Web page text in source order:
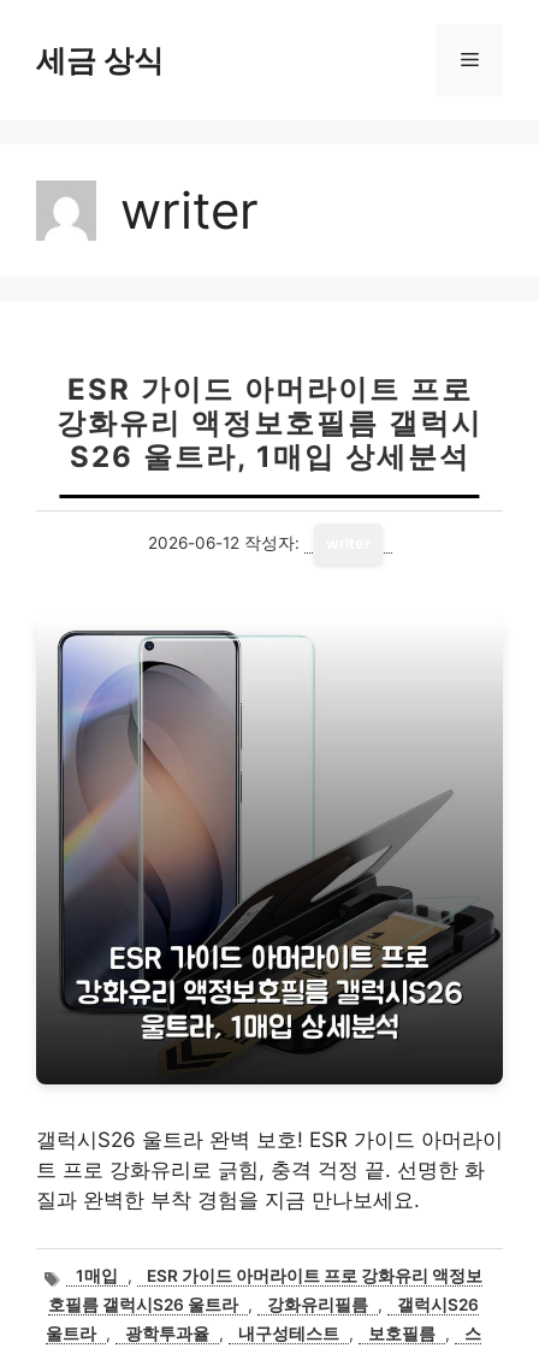
세금 상식 메
writer
ESR 가이드 아머라이트 프로
강화유리 액정보호필름 갤럭시
S26 울트라, 1매입 상세분석
2026-06-12 작성자:
갤럭시S26 울트라 완벽 보호! ESR 가이드 아머라이
트 프로 강화유리로 긁힘, 충격 걱정 끝. 선명한 화
질과 완벽한 부착 경험을 지금 만나보세요.
태
그
1매입 ,
ESR 가이드 아머라이트 프로 강화유리 액정보
호필름 갤럭시S26 울트라 , 강화유리필름 ,
갤럭시S26
울트라 , 광학투과율 , 내구성테스트 , 보호필름 ,
스